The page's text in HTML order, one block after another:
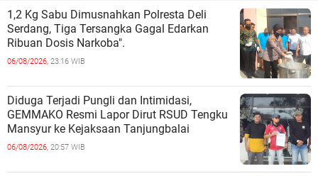
1,2 Kg Sabu Dimusnahkan Polresta Deli
Serdang, Tiga Tersangka Gagal Edarkan
Ribuan Dosis Narkoba".
06/08/2026, 23:16 WIB
Diduga Terjadi Pungli dan Intimidasi,
GEMMAKO Resmi Lapor Dirut RSUD Tengku
Mansyur ke Kejaksaan Tanjungbalai
06/08/2026, 20:57 WIB